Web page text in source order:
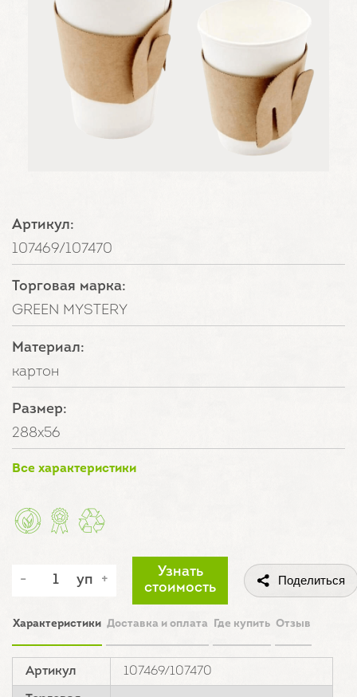
Артикул:
107469/107470
Торговая марка:
GREEN MYSTERY
Материал:
картон
Размер:
288х56
Все характеристики
уп
Узнать
стоимость
Поделиться
Характеристики Доставка и оплата Где купить Отзыв
Артикул 107469/107470